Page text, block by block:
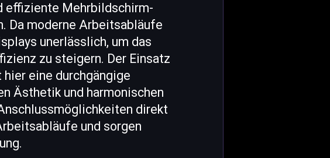
effiziente Mehrbildschirm-
Da moderne Arbeitsabläufe
unerlässlich, um das
zu steigern. Der Einsatz
eine durchgängige
Ästhetik und harmonischen
direkt
und sorgen